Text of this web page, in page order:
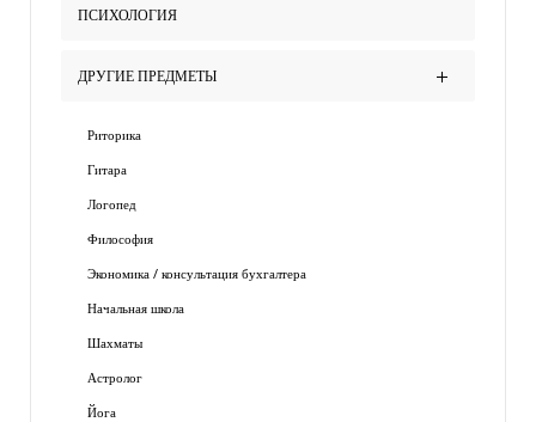
ПСИХОЛОГИЯ
ДРУГИЕ ПРЕДМЕТЫ
Риторика
Гитара
Логопед
Философия
Экономика / консультация бухгалтера
Начальная школа
Шахматы
Астролог
Йога